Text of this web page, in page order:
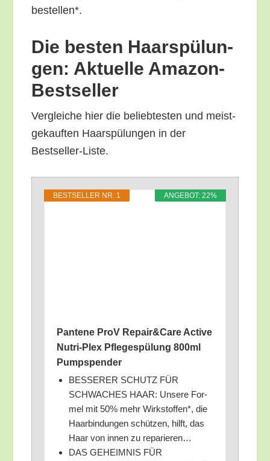
bestellen*.
Die bes­ten Haar­spü­lun­
gen: Aktu­el­le Amazon-
Bestseller
Ver­glei­che hier die belieb­tes­ten und meist­
ge­kauf­ten Haar­spü­lun­gen in der
Bestseller-Liste.
ANGE­BOT: 22%
BEST­SEL­LER NR. 1
Pan­te­ne ProV Repair&Care Acti­ve
Nut­ri-Plex Pfle­ge­spü­lung 800ml
Pumpspender
BESSERER SCHUTZ FÜR
SCHWACHES HAAR: Unse­re For­
mel mit 50% mehr Wirk­stof­fen*, die
Haar­bin­dun­gen schüt­zen, hilft, das
Haar von innen zu reparieren…
DAS GEHEIMNIS FÜR